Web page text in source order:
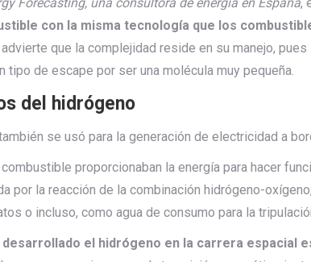
con la misma tecnología que los
que la complejidad reside en su manejo,
tipo de escape por ser una molécula muy pequeña.
del hidrógeno
se usó para la generación de electricidad a
proporcionaban la energía para hacer
por la reacción de la combinación hidrógeno-
o incluso, como agua de consumo para la
desarrollado el hidrógeno en la carrera espacial